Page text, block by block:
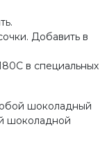
Добавить в
в специальных
шоколадный
шоколадной